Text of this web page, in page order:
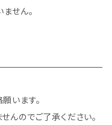
せん。
います。
んのでご了承ください。